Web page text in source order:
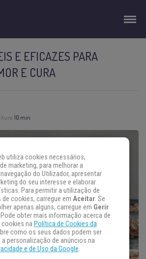
E EFICAZES PARA
E CURA
10 min
utiliza cookies necessários,
marketing, para melhorar a
do Utilizador, apresentar
do seu interesse e elaborar
Para permitir a utilização de
cookies, carregue em Aceitar. Se
apenas alguns, carregue em Gerir
obter mais informação acerca de
na Política de Cookies da
como os seus dados podem ser
personalização de anúncios na
e de Uso da Google.